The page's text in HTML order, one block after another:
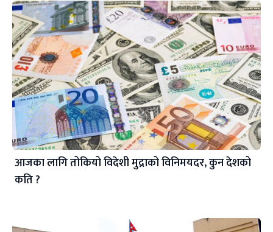
आजका लागि तोकियो विदेशी मुद्राको विनिमयदर, कुन देशको
कति ?